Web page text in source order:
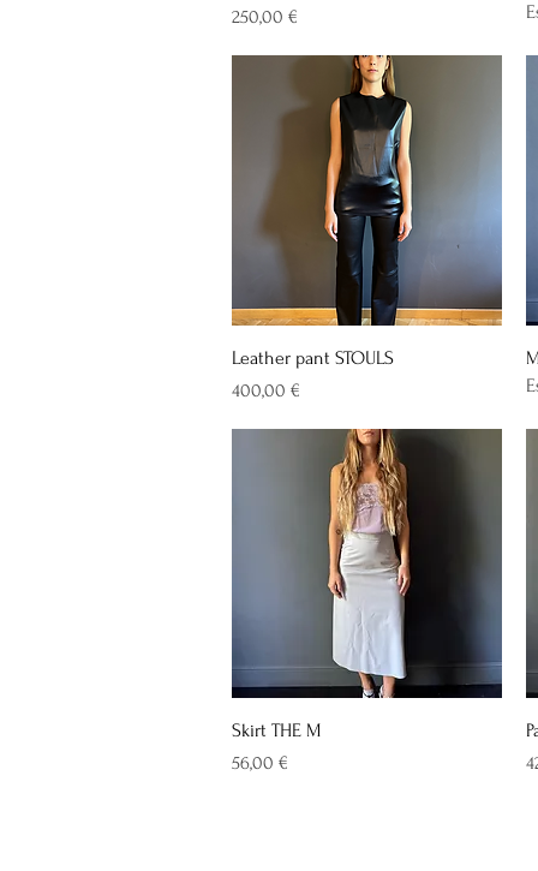
Prezzo
250,00 €
Vista rapida
Leather pant STOULS
Prezzo
400,00 €
Skirt THE M
Prezzo
56,00 €